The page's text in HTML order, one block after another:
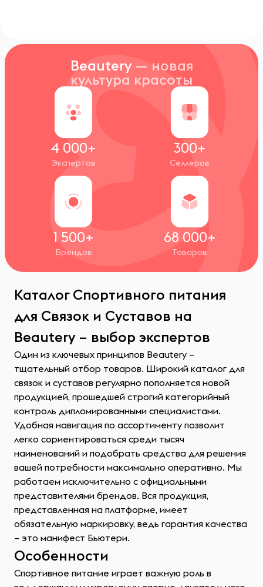
Beautery — новая
культура красоты
4 000+
Экспертов
300+
Селлеров
1 500+
Брендов
68 000+
Товаров
Каталог Спортивного питания
для Связок и Суставов на
Beautery – выбор экспертов
Один из ключевых принципов Beautery –
тщательный отбор товаров. Широкий каталог для
связок и суставов регулярно пополняется новой
продукцией, прошедшей строгий категорийный
контроль дипломированными специалистами.
Удобная навигация по ассортименту позволит
легко сориентироваться среди тысяч
наименований и подобрать средства для решения
вашей потребности максимально оперативно. Мы
работаем исключительно с официальными
представителями брендов. Вся продукция,
представленная на платформе, имеет
обязательную маркировку, ведь гарантия качества
– это манифест Бьютери.
Особенности
Спортивное питание играет важную роль в